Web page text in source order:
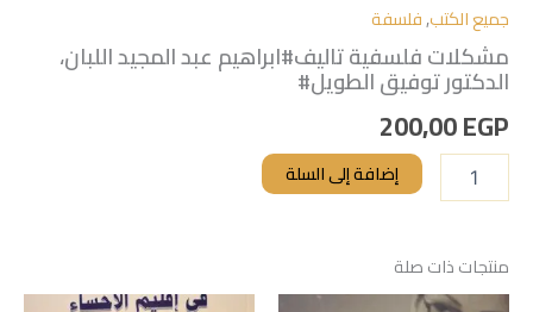
جميع الكتب,فلسفة
مشكلات فلسفية تاليف#ابراهيم عبد المجيد اللبان،
الدكتور توفيق الطويل#
200,00EGP
إضافة إلى السلة
منتجات ذات صلة